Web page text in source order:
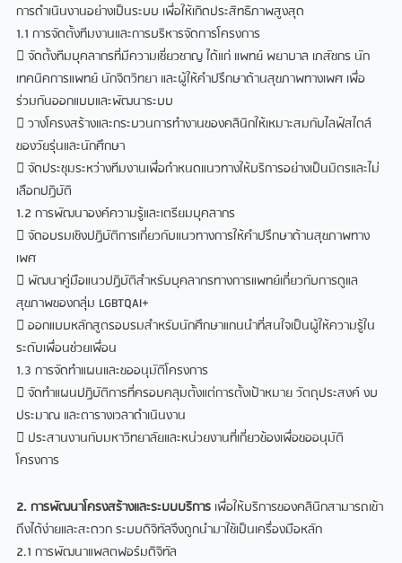
การดำเนินงานอย่างเป็นระบบ เพื่อให้เกิดประสิทธิภาพสูงสุด
1.1 การจัดตั้งทีมงานและการบริหารจัดการโครงการ
 จัดตั้งทีมบุคลากรที่มีความเชี่ยวชาญ ได้แก่ แพทย์ พยาบาล เภสัชกร นัก
เทคนิคการแพทย์ นักจิตวิทยา และผู้ให้คำปรึกษาด้านสุขภาพทางเพศ เพื่อ
ร่วมกันออกแบบและพัฒนาระบบ
 วางโครงสร้างและกระบวนการทำงานของคลินิกให้เหมาะสมกับไลฟ์สไตล์
ของวัยรุ่นและนักศึกษา
 จัดประชุมระหว่างทีมงานเพื่อกำหนดแนวทางให้บริการอย่างเป็นมิตรและไม่
เลือกปฏิบัติ
1.2 การพัฒนาองค์ความรู้และเตรียมบุคลากร
 จัดอบรมเชิงปฏิบัติการเกี่ยวกับแนวทางการให้คำปรึกษาด้านสุขภาพทาง
เพศ
 พัฒนาคู่มือแนวปฏิบัติสำหรับบุคลากรทางการแพทย์เกี่ยวกับการดูแล
สุขภาพของกลุ่ม LGBTQAI+
 ออกแบบหลักสูตรอบรมสำหรับนักศึกษาแกนนำที่สนใจเป็นผู้ให้ความรู้ใน
ระดับเพื่อนช่วยเพื่อน
1.3 การจัดทำแผนและขออนุมัติโครงการ
 จัดทำแผนปฏิบัติการที่ครอบคลุมตั้งแต่การตั้งเป้าหมาย วัตถุประสงค์ งบ
ประมาณ และตารางเวลาดำเนินงาน
 ประสานงานกับมหาวิทยาลัยและหน่วยงานที่เกี่ยวข้องเพื่อขออนุมัติ
โครงการ
2. การพัฒนาโครงสร้างและระบบบริการ เพื่อให้บริการของคลินิกสามารถเข้า
ถึงได้ง่ายและสะดวก ระบบดิจิทัลจึงถูกนำมาใช้เป็นเครื่องมือหลัก
2.1 การพัฒนาแพลตฟอร์มดิจิทัล